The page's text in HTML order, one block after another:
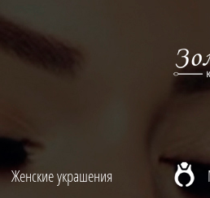
Женские украшения